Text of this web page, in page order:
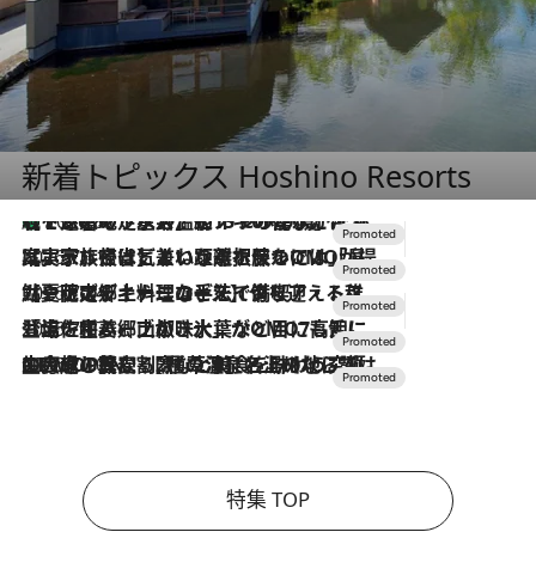
新着トピックス Hoshino Resorts
2026.8.7
【トンボの足水浴】ヒノキの香りに包まれて涼感マックス！約13℃の湧水かけ流しを避暑地「星野温泉 トンボの湯」で体験
2026.7.31
【ホテル帰省】という選択肢をOMOが提案。家族とほどよい距離を保つには「昼は実家、夜は気兼ねなくホテルで！」
2026.7.24
【夏限定ディナーコース】旬を迎える稚鮎や花ズッキーニなどをイタリア・トスカーナの郷土料理の手法で満喫！
2026.7.17
「土佐和ハーブかき氷」がOMO7高知に登場！生姜、山椒、大葉など目にも舌にも涼を呼ぶ郷土の味
2026.7.10
NEW OPEN！【界 草津】名湯の地に誕生。趣の異なる2種の温泉と上州ならではの会席・蕎麦割烹など美食を味わう究極の癒やし旅
特集 TOP